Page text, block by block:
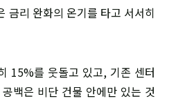
금리 완화의 온기를 타고 서서히
15%를 웃돌고 있고, 기존 센터
백은 비단 건물 안에만 있는 것